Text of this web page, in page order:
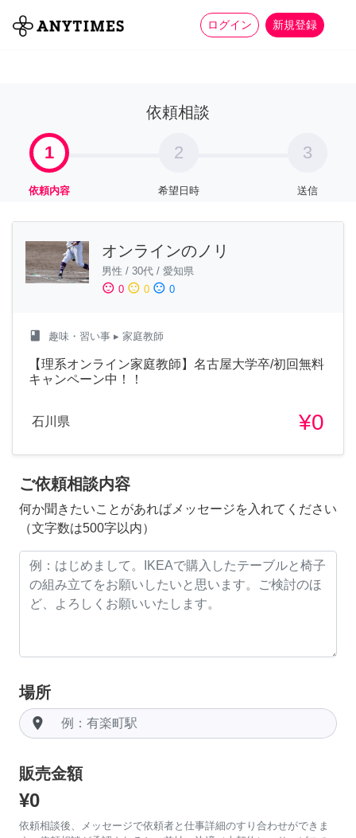
ログイン 新規登録
全て 家事 more_horiz
依頼相談
1
依頼内容
2
希望日時
3
送信
オンラインのノリ
男性 / 30代 / 愛知県
sentiment_satisfied 0 sentiment_neutral 0 sentiment_dissatisfied 0
class 趣味・習い事 ▸ 家庭教師
【理系オンライン家庭教師】名古屋大学卒/初回無料
キャンペーン中！！
石川県 ¥0
ご依頼相談内容
何か聞きたいことがあればメッセージを入れてください
（文字数は500字以内）
場所
room
販売金額
¥0
依頼相談後、メッセージで依頼者と仕事詳細のすり合わせができま